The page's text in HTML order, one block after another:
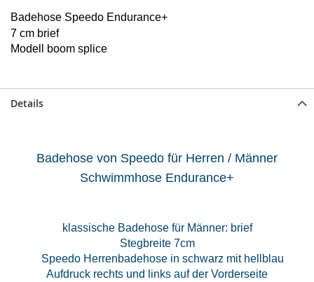
Badehose Speedo Endurance+
7 cm brief
Modell boom splice
Details
Badehose von Speedo für Herren / Männer
Schwimmhose Endurance+
klassische Badehose für Männer: brief
Stegbreite 7cm
Speedo Herrenbadehose in schwarz mit hellblau
Aufdruck rechts und links auf der Vorderseite